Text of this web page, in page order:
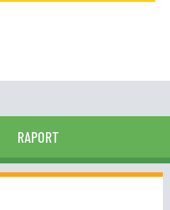
RAPORT